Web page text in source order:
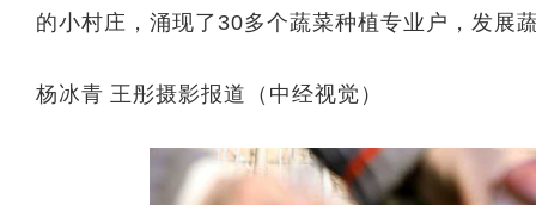
的小村庄，涌现了30多个蔬菜种植专业户，发展
杨冰青 王彤摄影报道（中经视觉）